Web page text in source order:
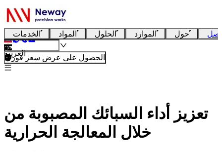
الخدمات المواد الحلول الموارد حول
العربية
الحصول على عرض سعر فوري
تعزيز أداء السبائك المصبوبة من
خلال المعالجة الحرارية